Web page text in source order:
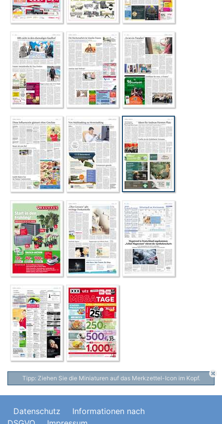
Tipp: Ziehen Sie die Miniaturen auf das Merkzettel-Icon im Kopf.
Datenschutz
Informationen nach